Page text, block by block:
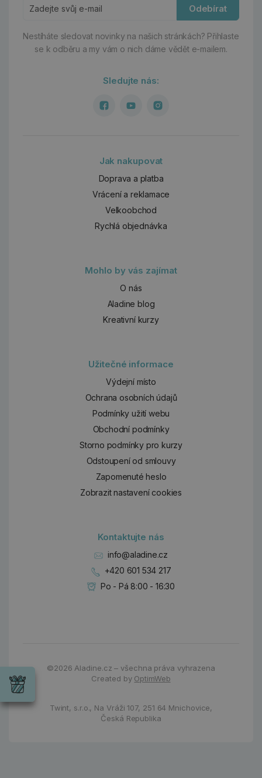
Odebírat
Nestíháte sledovat novinky na našich stránkách? Přihlaste
se k odběru a my vám o nich dáme vědět e-mailem.
Sledujte nás:
Jak nakupovat
Doprava a platba
Vrácení a reklamace
Velkoobchod
Rychlá objednávka
Mohlo by vás zajímat
O nás
Aladine blog
Kreativní kurzy
Užitečné informace
Výdejní místo
Ochrana osobních údajů
Podmínky užití webu
Obchodní podmínky
Storno podmínky pro kurzy
Odstoupení od smlouvy
Zapomenuté heslo
Zobrazit nastavení cookies
Kontaktujte nás
info@aladine.cz
+420 601 534 217
Po - Pá 8:00 - 16:30
©2026Aladine.cz – všechna práva vyhrazena
Created by OptimWeb
Twint, s.r.o., Na Vráži 107, 251 64 Mnichovice,
Česká Republika
Wrendale
příležitost
Chci si vybrat